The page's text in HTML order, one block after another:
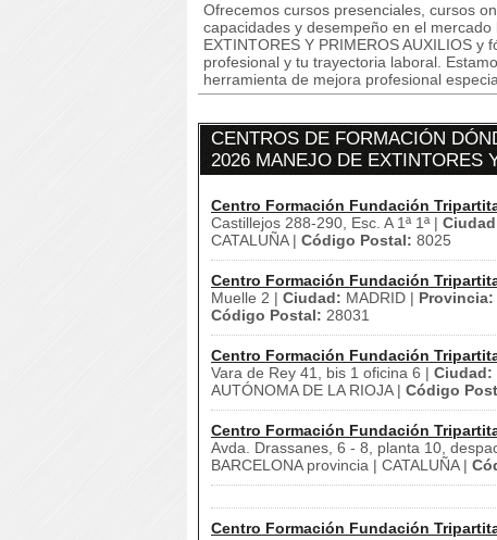
Ofrecemos cursos presenciales, cursos
capacidades y desempeño en el
EXTINTORES Y PRIMEROS AUXILIOS
profesional y tu trayectoria laboral.
herramienta de mejora profesional
CENTROS DE FORMACIÓN
2026 MANEJO DE EXTINTORES
Centro Formación Fundación
Castillejos 288-290, Esc. A 1ª 1ª |
CATALUÑA | Código Postal: 8025
Centro Formación Fundación
Muelle 2 | Ciudad: MADRID | Provincia:
Código Postal: 28031
Centro Formación Fundación
Vara de Rey 41, bis 1 oficina 6 | Ciudad:
AUTÓNOMA DE LA RIOJA | Código
Centro Formación Fundación
Avda. Drassanes, 6 - 8, planta 10,
BARCELONA provincia | CATALUÑA |
Centro Formación Fundación